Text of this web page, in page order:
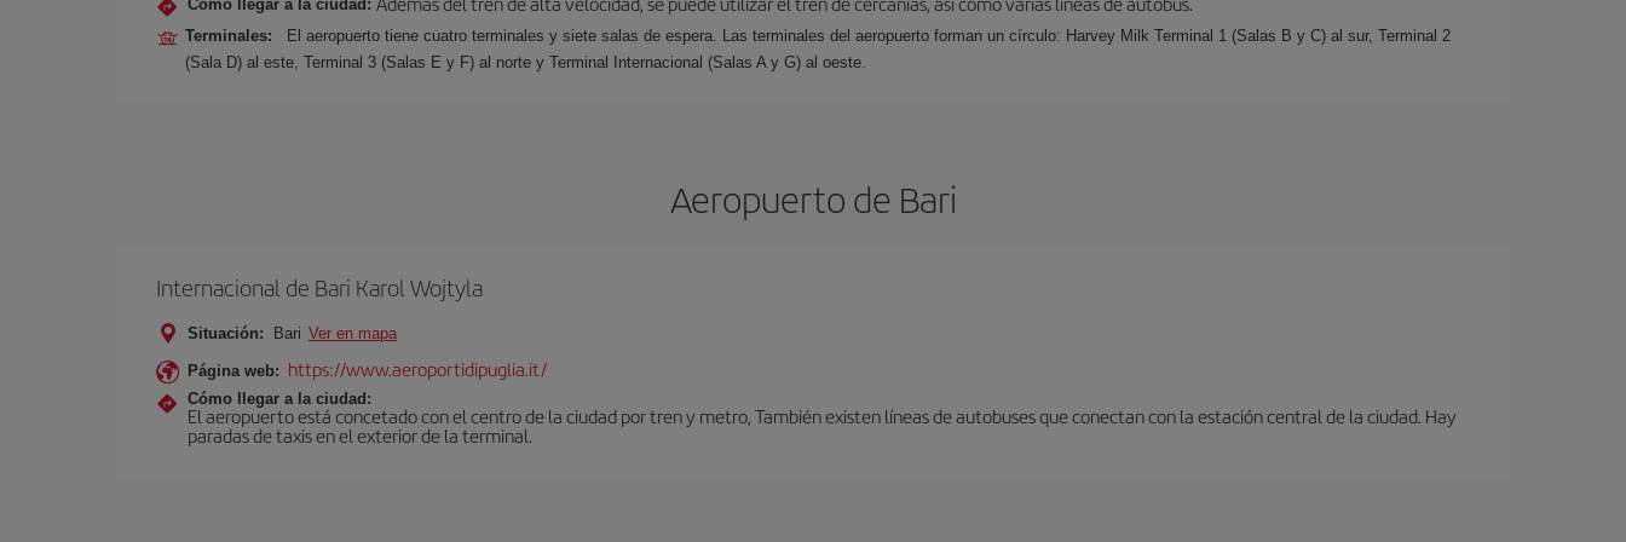
Cómo llegar a la ciudad:
Terminales:
El aeropuerto tiene cuatro terminales y siete salas de espera. Las terminales del aeropuerto forman un círculo: Harvey Milk Terminal 1 (Salas B y C) al sur, Terminal 2
(Sala D) al este, Terminal 3 (Salas E y F) al norte y Terminal Internacional (Salas A y G) al oeste.
Aeropuerto de Bari
Internacional de Bari Karol Wojtyla
Situación: Bari Ver en mapa
Página web: https://www.aeroportidipuglia.it/
Cómo llegar a la ciudad:
El aeropuerto está concetado con el centro de la ciudad por tren y metro, También existen líneas de autobuses que conectan con la estación central de la ciudad. Hay
paradas de taxis en el exterior de la terminal.